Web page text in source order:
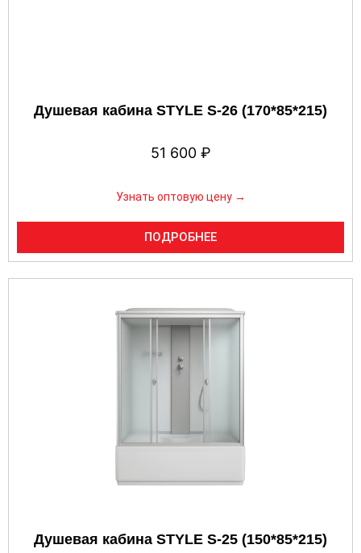
Душевая кабина STYLE S-26 (170*85*215)
51 600 ₽
Узнать оптовую цену →
ПОДРОБНЕЕ
Душевая кабина STYLE S-25 (150*85*215)